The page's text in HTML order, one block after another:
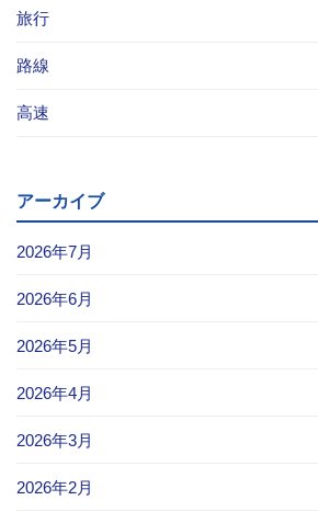
旅行
路線
高速
アーカイブ
2026年7月
2026年6月
2026年5月
2026年4月
2026年3月
2026年2月